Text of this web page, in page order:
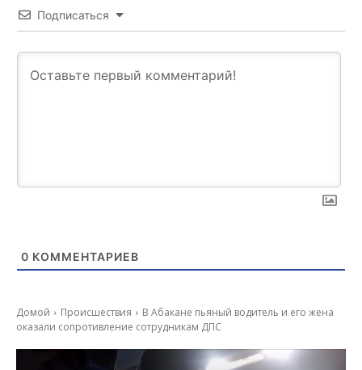
Подписаться
0 КОММЕНТАРИЕВ